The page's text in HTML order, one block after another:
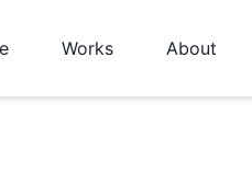
Works About